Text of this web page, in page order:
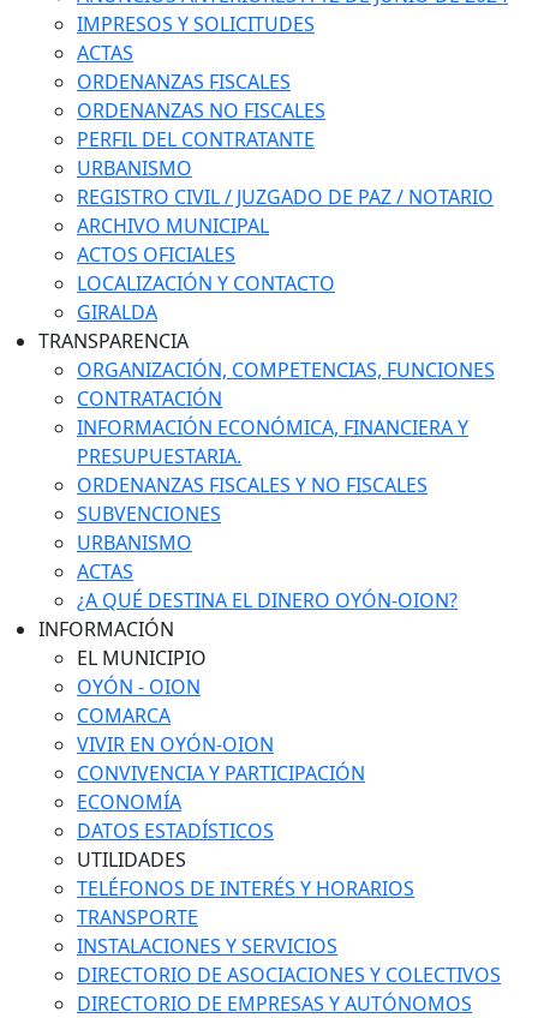
IMPRESOS Y SOLICITUDES
ACTAS
ORDENANZAS FISCALES
ORDENANZAS NO FISCALES
PERFIL DEL CONTRATANTE
URBANISMO
REGISTRO CIVIL / JUZGADO DE PAZ / NOTARIO
ARCHIVO MUNICIPAL
ACTOS OFICIALES
LOCALIZACIÓN Y CONTACTO
GIRALDA
TRANSPARENCIA
ORGANIZACIÓN, COMPETENCIAS, FUNCIONES
CONTRATACIÓN
INFORMACIÓN ECONÓMICA, FINANCIERA Y
PRESUPUESTARIA.
ORDENANZAS FISCALES Y NO FISCALES
SUBVENCIONES
URBANISMO
ACTAS
¿A QUÉ DESTINA EL DINERO OYÓN-OION?
INFORMACIÓN
EL MUNICIPIO
OYÓN - OION
COMARCA
VIVIR EN OYÓN-OION
CONVIVENCIA Y PARTICIPACIÓN
ECONOMÍA
DATOS ESTADÍSTICOS
UTILIDADES
TELÉFONOS DE INTERÉS Y HORARIOS
TRANSPORTE
INSTALACIONES Y SERVICIOS
DIRECTORIO DE ASOCIACIONES Y COLECTIVOS
DIRECTORIO DE EMPRESAS Y AUTÓNOMOS